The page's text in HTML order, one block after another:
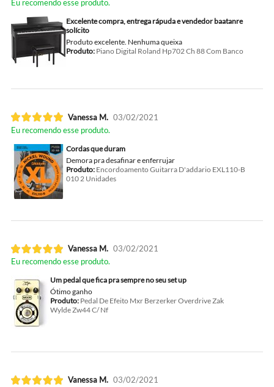
Eu recomendo esse produto.
Excelente compra, entrega rápuda e vendedor baatanre
solícito
Produto excelente. Nenhuma queixa
Produto:Piano Digital Roland Hp702 Ch 88 Com Banco
Vanessa M. 03/02/2021
Eu recomendo esse produto.
Cordas que duram
Demora pra desafinar e enferrujar
Produto:Encordoamento Guitarra D'addario EXL110-B
010 2 Unidades
Vanessa M. 03/02/2021
Eu recomendo esse produto.
Um pedal que fica pra sempre no seu set up
Ótimo ganho
Produto:Pedal De Efeito Mxr Berzerker Overdrive Zak
Wylde Zw44 C/ Nf
Vanessa M. 03/02/2021